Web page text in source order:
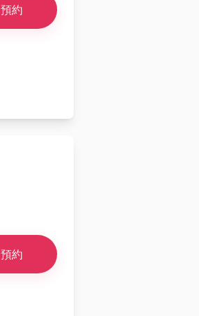
預約
預約